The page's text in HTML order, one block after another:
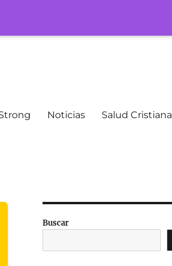
Noticias Salud Cristiana
Buscar